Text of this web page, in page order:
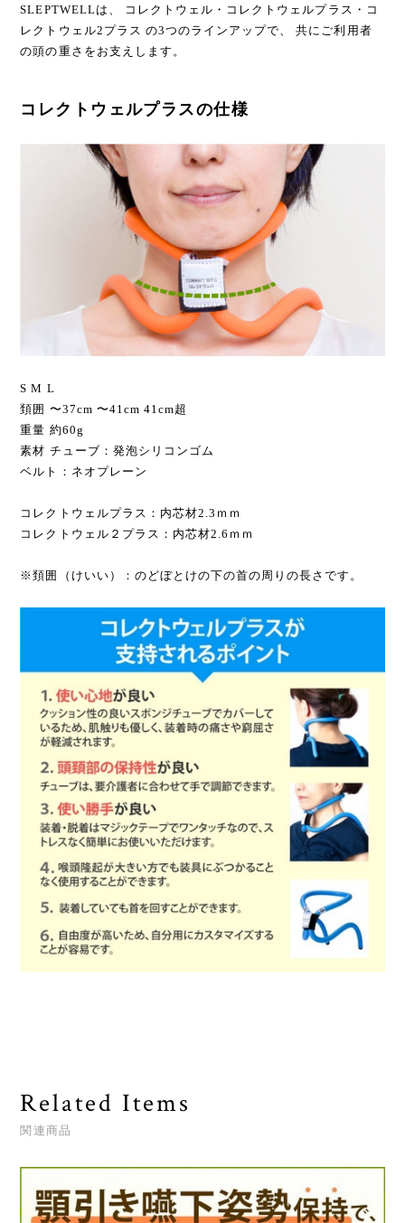
SLEPTWELLは、 コレクトウェル・コレクトウェルプラス・コ
レクトウェル2プラス の3つのラインアップで、 共にご利用者
の頭の重さをお支えします。
コレクトウェルプラスの仕様
S M L
頚囲 〜37cm 〜41cm 41cm超
重量 約60g
素材 チューブ：発泡シリコンゴム
ベルト：ネオプレーン
コレクトウェルプラス：内芯材2.3ｍｍ
コレクトウェル２プラス：内芯材2.6ｍｍ
※頚囲（けいい）：のどぼとけの下の首の周りの長さです。
Related Items
関連商品